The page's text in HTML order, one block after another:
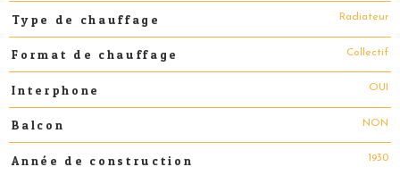
Type de chauffage Radiateur
Format de chauffage Collectif
Interphone OUI
Balcon NON
Année de construction 1930